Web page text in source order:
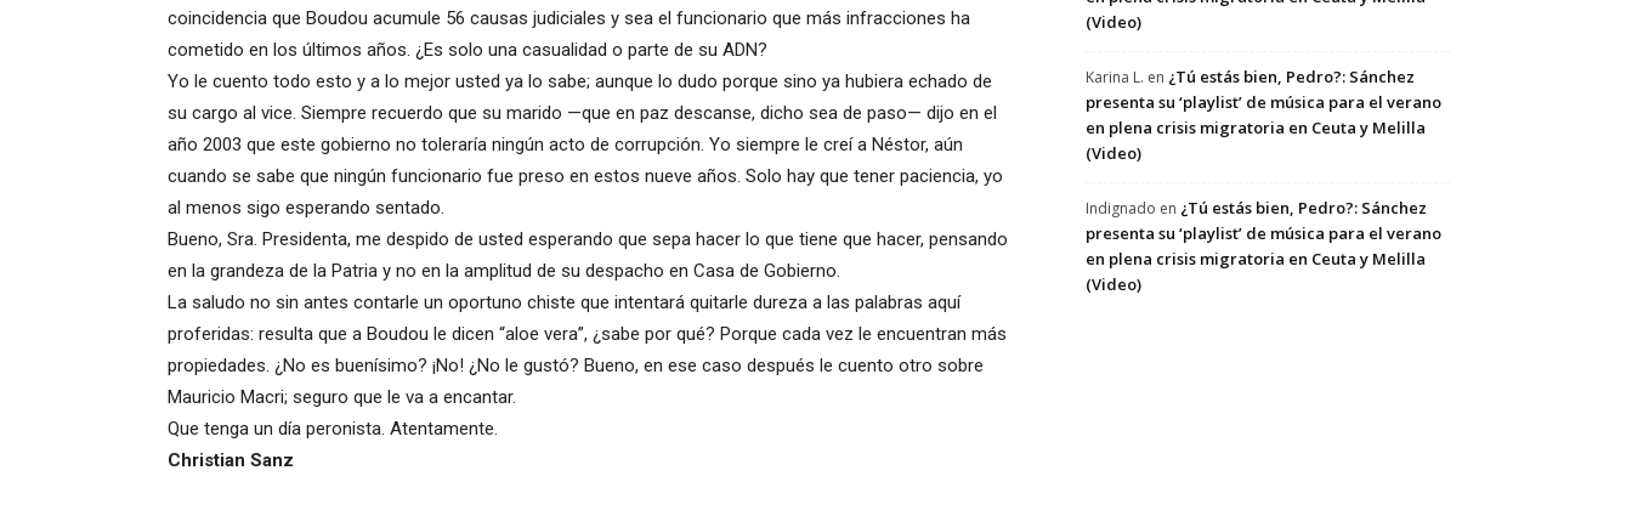
coincidencia que Boudou acumule 56 causas judiciales y sea el funcionario que más infracciones ha
cometido en los últimos años. ¿Es solo una casualidad o parte de su ADN?
Yo le cuento todo esto y a lo mejor usted ya lo sabe; aunque lo dudo porque sino ya hubiera echado de
su cargo al vice. Siempre recuerdo que su marido —que en paz descanse, dicho sea de paso— dijo en el
año 2003 que este gobierno no toleraría ningún acto de corrupción. Yo siempre le creí a Néstor, aún
cuando se sabe que ningún funcionario fue preso en estos nueve años. Solo hay que tener paciencia, yo
al menos sigo esperando sentado.
Bueno, Sra. Presidenta, me despido de usted esperando que sepa hacer lo que tiene que hacer, pensando
en la grandeza de la Patria y no en la amplitud de su despacho en Casa de Gobierno.
La saludo no sin antes contarle un oportuno chiste que intentará quitarle dureza a las palabras aquí
proferidas: resulta que a Boudou le dicen “aloe vera”, ¿sabe por qué? Porque cada vez le encuentran más
propiedades. ¿No es buenísimo? ¡No! ¿No le gustó? Bueno, en ese caso después le cuento otro sobre
Mauricio Macri; seguro que le va a encantar.
Que tenga un día peronista. Atentamente.
Christian Sanz
(Video)
Karina L. en ¿Tú estás bien, Pedro?: Sánchez
presenta su ‘playlist’ de música para el verano
en plena crisis migratoria en Ceuta y Melilla
(Video)
Indignado en ¿Tú estás bien, Pedro?: Sánchez
presenta su ‘playlist’ de música para el verano
en plena crisis migratoria en Ceuta y Melilla
(Video)